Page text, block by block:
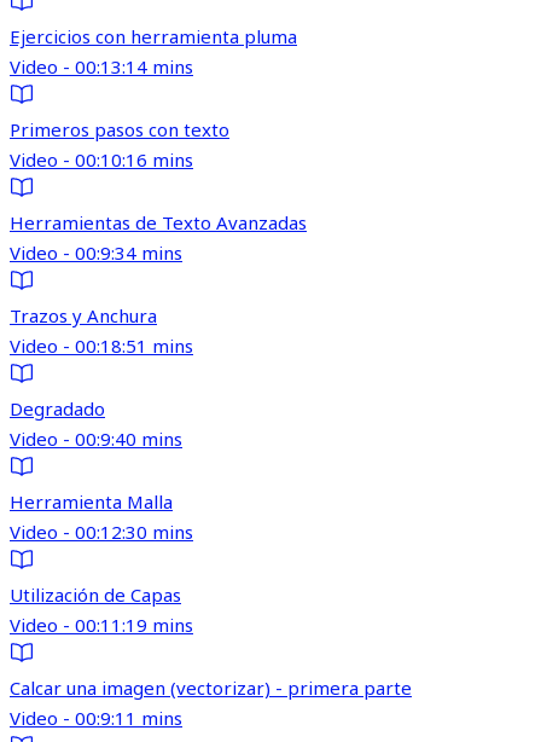
Ejercicios con herramienta pluma
Video - 00:13:14 mins
Primeros pasos con texto
Video - 00:10:16 mins
Herramientas de Texto Avanzadas
Video - 00:9:34 mins
Trazos y Anchura
Video - 00:18:51 mins
Degradado
Video - 00:9:40 mins
Herramienta Malla
Video - 00:12:30 mins
Utilización de Capas
Video - 00:11:19 mins
Calcar una imagen (vectorizar) - primera parte
Video - 00:9:11 mins